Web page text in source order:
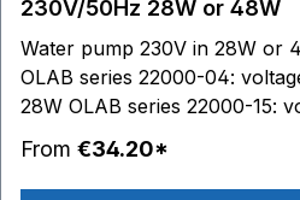
sealing (silicone or FKM)
Class H
230V/50Hz 28W or 48W
Water pump 230V in 28W or
OLAB series 22000-04:
28W OLAB series 22000-15:
power 48W Inlet: 7 mm
From €34.20*